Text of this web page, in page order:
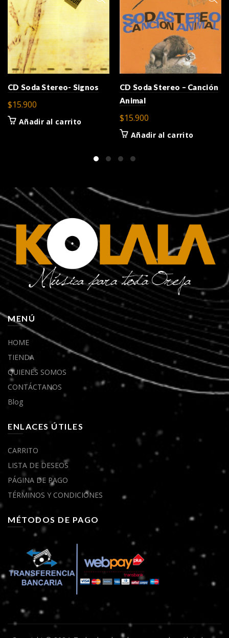
CD Soda Stereo- Signos
$15.900
Añadir al carrito
CD Soda Stereo – Canción
Animal
$15.900
Añadir al carrito
MENÚ
HOME
TIENDA
QUIENES SOMOS
CONTÁCTANOS
Blog
ENLACES ÚTILES
CARRITO
LISTA DE DESEOS
PÁGINA DE PAGO
TÉRMINOS Y CONDICIONES
MÉTODOS DE PAGO